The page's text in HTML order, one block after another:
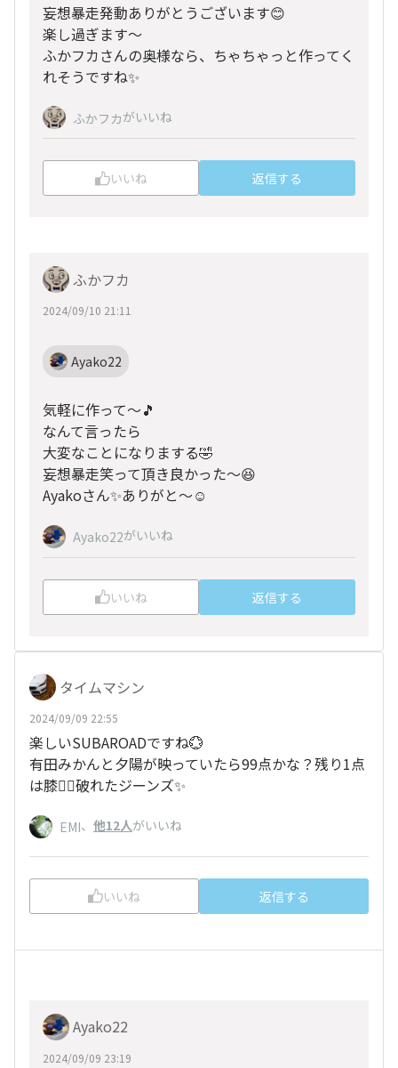
妄想暴走発動ありがとうございます😊
楽し過ぎます〜
ふかフカさんの奥様なら、ちゃちゃっと作ってく
れそうですね✨
ふかフカがいいね
いいね 返信する
ふかフカ
2024/09/10 21:11
Ayako22
気軽に作って～🎵
なんて言ったら
大変なことになりまする🤣
妄想暴走笑って頂き良かった～😆
Ayakoさん✨ありがと～☺️
Ayako22がいいね
いいね 返信する
タイムマシン
2024/09/09 22:55
楽しいSUBAROADですね💮
有田みかんと夕陽が映っていたら99点かな？残り1点
は膝😶‍🌫️破れたジーンズ✨
EMI、 他12人がいいね
いいね 返信する
Ayako22
2024/09/09 23:19